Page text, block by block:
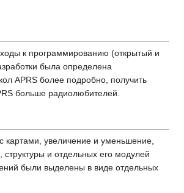
к программированию (открытый и
была определена
APRS более подробно, получить
больше радиолюбителей.
картами, увеличение и уменьшение,
и отдельных его модулей
были выделены в виде отдельных